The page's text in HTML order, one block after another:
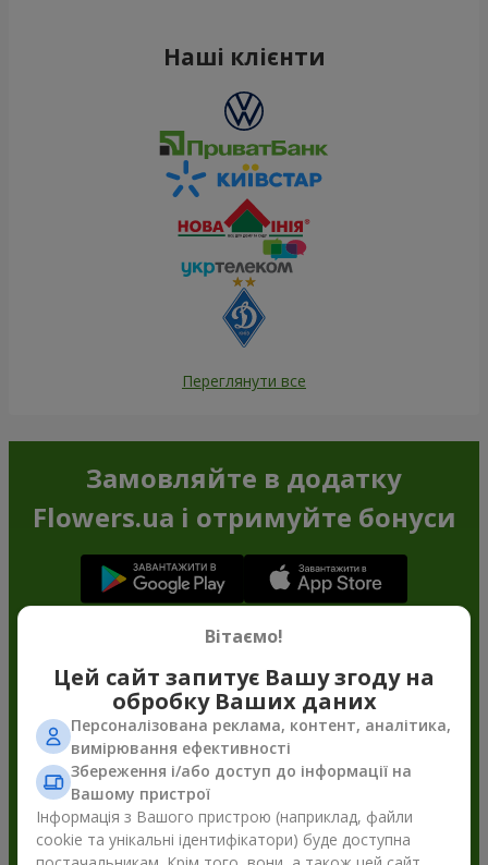
Наші клієнти
Переглянути все
Замовляйте в додатку
Flowers.ua і отримуйте бонуси
Вітаємо!
Цей сайт запитує Вашу згоду на
обробку Ваших даних
Персоналізована реклама, контент, аналітика,
вимірювання ефективності
Збереження і/або доступ до інформації на
Вашому пристрої
Інформація з Вашого пристрою (наприклад, файли
cookie та унікальні ідентифікатори) буде доступна